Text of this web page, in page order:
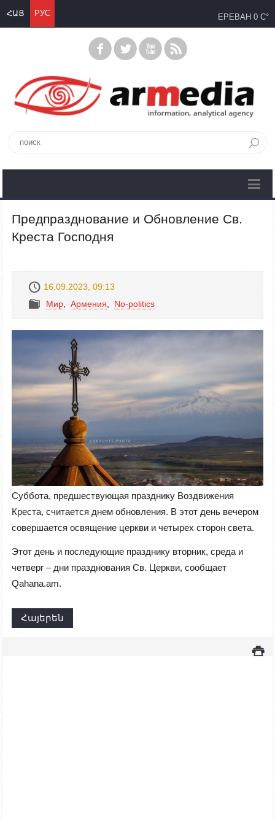
ՀԱՅ РУС ЕРЕВАН 0 C°
Предпразднование и Обновление Св.
Креста Господня
16.09.2023, 09:13
Mир
Армения No-politics
Суббота, предшествующая празднику Воздвижения
Креста, считается днем обновления. В этот день вечером
совершается освящение церкви и четырех сторон света.
Этот день и последующие празднику вторник, среда и
четверг – дни празднования Св. Церкви, сообщает
Qahana.am.
Հայերեն